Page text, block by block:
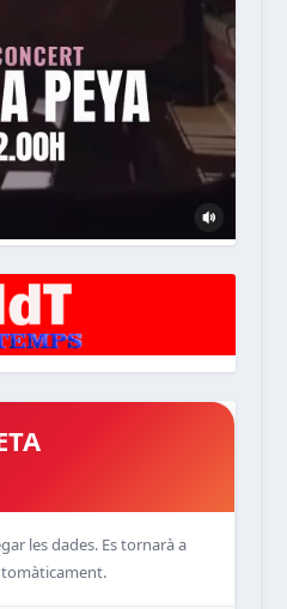
les dades. Es tornarà a